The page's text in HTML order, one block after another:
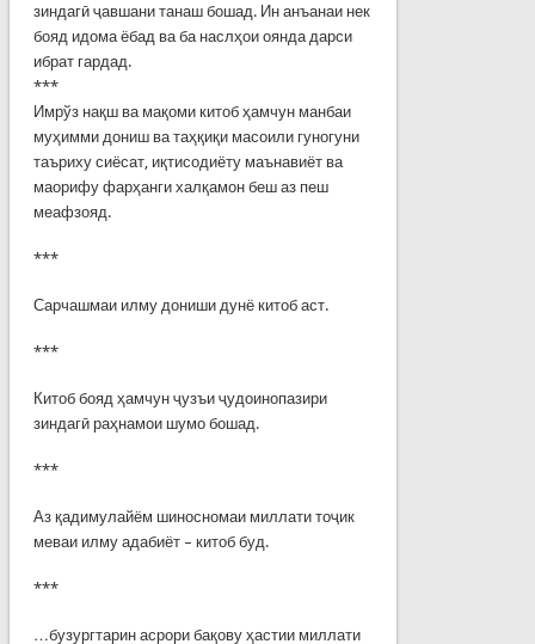
зиндагӣ ҷавшани танаш бошад. Ин анъанаи нек
бояд идома ёбад ва ба наслҳои оянда дарси
ибрат гардад.
***
Имрўз нақш ва мақоми китоб ҳамчун манбаи
муҳимми дониш ва таҳқиқи масоили гуногуни
таъриху сиёсат, иқтисодиёту маънавиёт ва
маорифу фарҳанги халқамон беш аз пеш
меафзояд.
***
Сарчашмаи илму дониши дунё китоб аст.
***
Китоб бояд ҳамчун ҷузъи ҷудоинопазири
зиндагӣ раҳнамои шумо бошад.
***
Аз қадимулайём шиносномаи миллати тоҷик
меваи илму адабиёт – китоб буд.
***
…бузургтарин асрори бақову ҳастии миллати